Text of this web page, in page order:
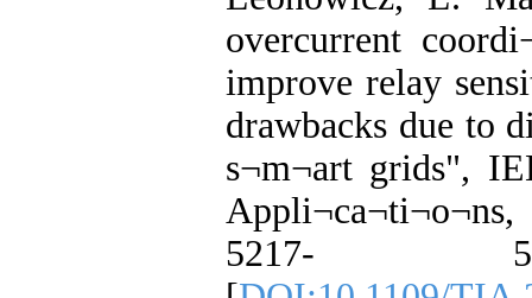
overcurrent
improve relay
drawbacks due to
s¬m¬art grids",
5217-